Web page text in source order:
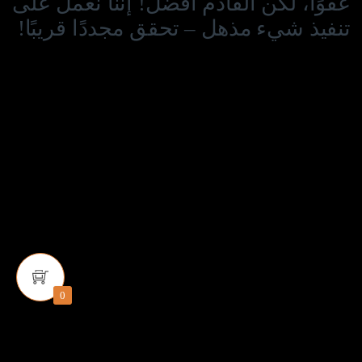
تنفيذ شيء مذهل – تحقق مجددًا قريبًا!
0